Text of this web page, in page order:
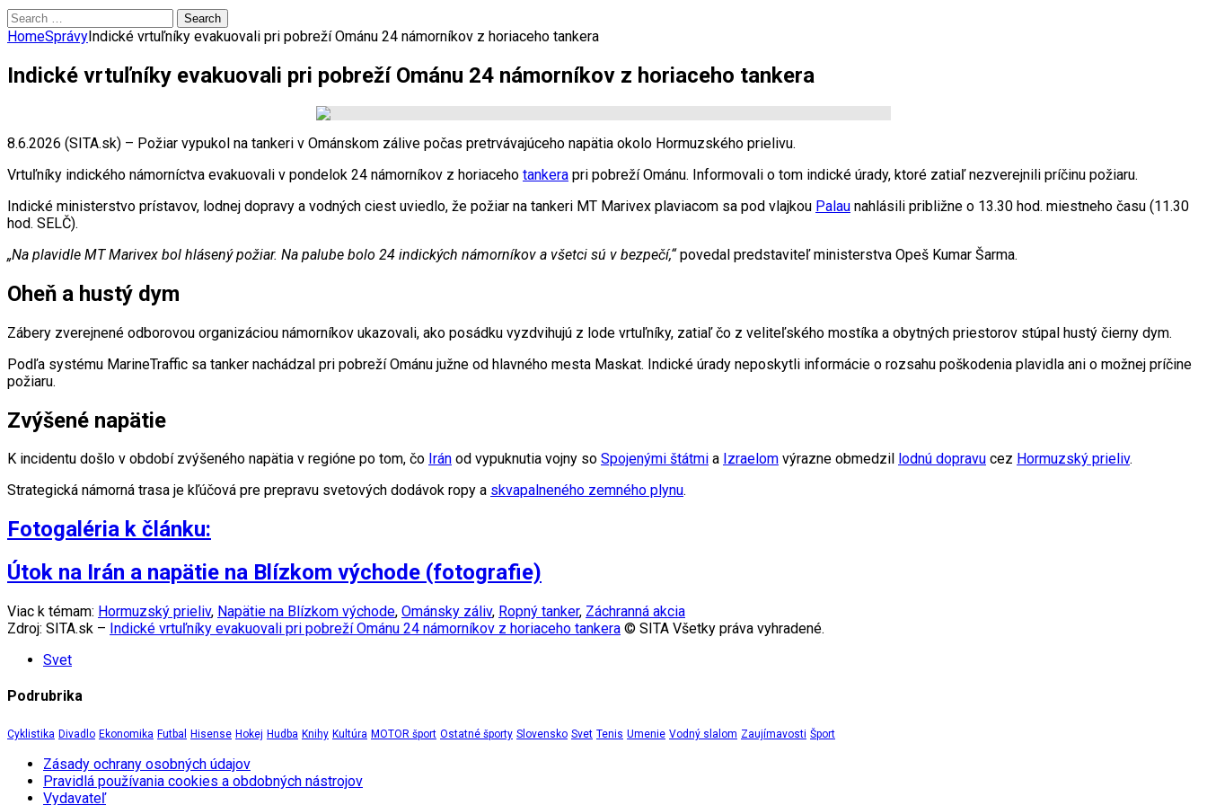
Search
for:
HomeSprávyIndické vrtuľníky evakuovali pri pobreží Ománu 24 námorníkov z horiaceho tankera
Indické vrtuľníky evakuovali pri pobreží Ománu 24 námorníkov z horiaceho tankera
8.6.2026 (SITA.sk) – Požiar vypukol na tankeri v Ománskom zálive počas pretrvávajúceho napätia okolo Hormuzského prielivu.
Vrtuľníky indického námorníctva evakuovali v pondelok 24 námorníkov z horiaceho tankera pri pobreží Ománu. Informovali o tom indické úrady, ktoré zatiaľ nezverejnili príčinu požiaru.
Indické ministerstvo prístavov, lodnej dopravy a vodných ciest uviedlo, že požiar na tankeri MT Marivex plaviacom sa pod vlajkou Palau nahlásili približne o 13.30 hod. miestneho času (11.30
hod. SELČ).
„Na plavidle MT Marivex bol hlásený požiar. Na palube bolo 24 indických námorníkov a všetci sú v bezpečí,“povedal predstaviteľ ministerstva Opeš Kumar Šarma.
Oheň a hustý dym
Zábery zverejnené odborovou organizáciou námorníkov ukazovali, ako posádku vyzdvihujú z lode vrtuľníky, zatiaľ čo z veliteľského mostíka a obytných priestorov stúpal hustý čierny dym.
Podľa systému MarineTraffic sa tanker nachádzal pri pobreží Ománu južne od hlavného mesta Maskat. Indické úrady neposkytli informácie o rozsahu poškodenia plavidla ani o možnej príčine
požiaru.
Zvýšené napätie
K incidentu došlo v období zvýšeného napätia v regióne po tom, čo Irán od vypuknutia vojny so Spojenými štátmi a Izraelom výrazne obmedzil lodnú dopravu cez Hormuzský prieliv.
Strategická námorná trasa je kľúčová pre prepravu svetových dodávok ropy a skvapalneného zemného plynu.
Fotogaléria k článku:
Útok na Irán a napätie na Blízkom východe (fotografie)
Viac k témam: Hormuzský prieliv, Napätie na Blízkom východe, Ománsky záliv, Ropný tanker, Záchranná akcia
Zdroj: SITA.sk – Indické vrtuľníky evakuovali pri pobreží Ománu 24 námorníkov z horiaceho tankera © SITA Všetky práva vyhradené.
Svet
Podrubrika
Cyklistika Divadlo Ekonomika Futbal Hisense Hokej Hudba Knihy Kultúra MOTOR šport Ostatné športy Slovensko Svet Tenis Umenie Vodný slalom Zaujímavosti Šport
Zásady ochrany osobných údajov
Pravidlá používania cookies a obdobných nástrojov
Vydavateľ